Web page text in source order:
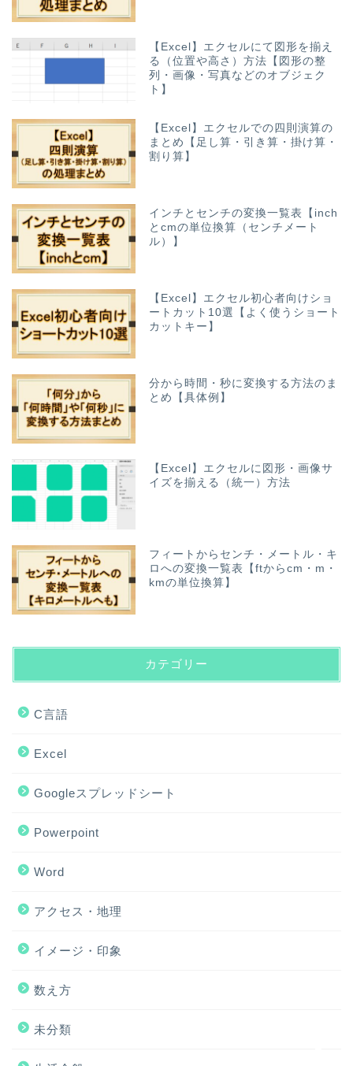
【Excel】エクセルにて図形を揃え
る（位置や高さ）方法【図形の整
列・画像・写真などのオブジェク
ト】
【Excel】エクセルでの四則演算の
まとめ【足し算・引き算・掛け算・
割り算】
インチとセンチの変換一覧表【inch
とcmの単位換算（センチメート
ル）】
【Excel】エクセル初心者向けショ
ートカット10選【よく使うショート
カットキー】
分から時間・秒に変換する方法のま
とめ【具体例】
【Excel】エクセルに図形・画像サ
イズを揃える（統一）方法
フィートからセンチ・メートル・キ
ロへの変換一覧表【ftからcm・m・
kmの単位換算】
カテゴリー
C言語
Excel
Googleスプレッドシート
Powerpoint
Word
アクセス・地理
イメージ・印象
数え方
未分類